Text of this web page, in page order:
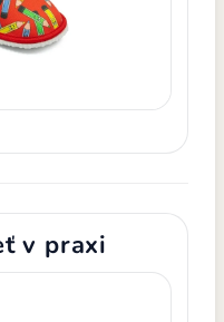
v praxi